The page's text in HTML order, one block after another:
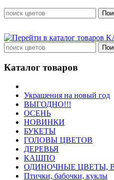
Каталог товаров
Украшения на новый год
ВЫГОДНО!!!
ОСЕНЬ
НОВИНКИ
БУКЕТЫ
ГОЛОВЫ ЦВЕТОВ
ДЕРЕВЬЯ
КАШПО
ОДИНОЧНЫЕ ЦВЕТЫ,
Птички, бабочки, куклы